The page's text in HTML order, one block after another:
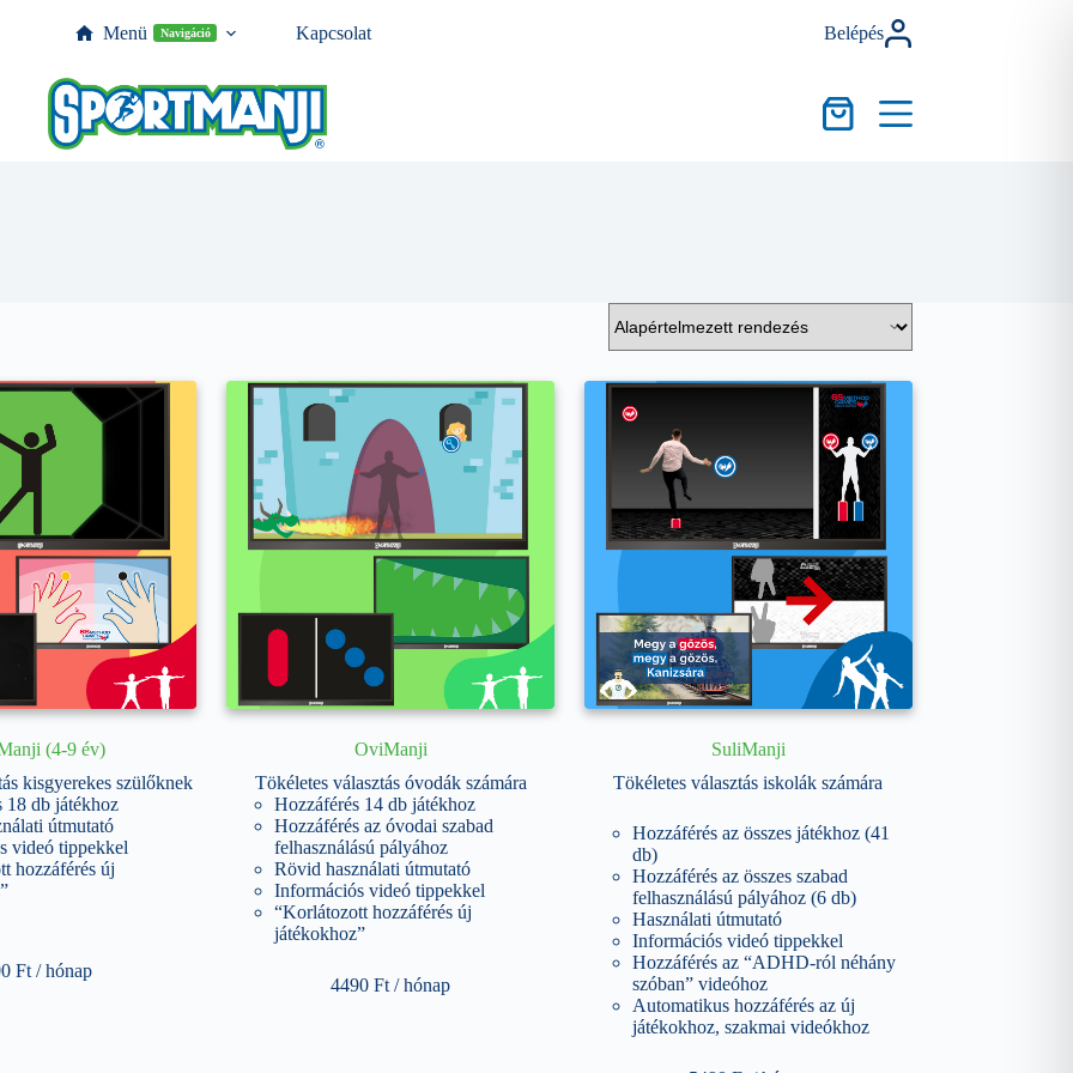
Menü Navigáció Kapcsolat Belépés
Kosár
(4-9 év)
kisgyerekes szülőknek
18 db játékhoz
útmutató
videó tippekkel
hozzáférés új
Ft / hónap
OviManji
Tökéletes választás óvodák számára
Hozzáférés 14 db játékhoz
Hozzáférés az óvodai szabad
felhasználású pályához
Rövid használati útmutató
Információs videó tippekkel
“Korlátozott hozzáférés új
játékokhoz”
4490Ft / hónap
SuliManji
Tökéletes választás iskolák számára
Hozzáférés az összes játékhoz (41
db)
Hozzáférés az összes szabad
felhasználású pályához (6 db)
Használati útmutató
Információs videó tippekkel
Hozzáférés az “ADHD-ról néhány
szóban” videóhoz
Automatikus hozzáférés az új
játékokhoz, szakmai videókhoz